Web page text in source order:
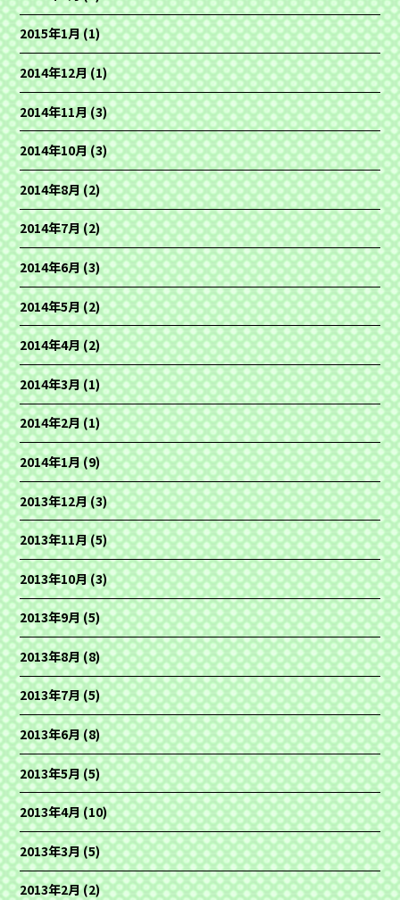
2015年1月(1)
2014年12月(1)
2014年11月(3)
2014年10月(3)
2014年8月(2)
2014年7月(2)
2014年6月(3)
2014年5月(2)
2014年4月(2)
2014年3月(1)
2014年2月(1)
2014年1月(9)
2013年12月(3)
2013年11月(5)
2013年10月(3)
2013年9月(5)
2013年8月(8)
2013年7月(5)
2013年6月(8)
2013年5月(5)
2013年4月(10)
2013年3月(5)
2013年2月(2)